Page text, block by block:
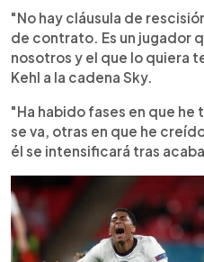
"No hay cláusula de
de contrato. Es un jugador
nosotros y el que lo quiera
Kehl a la cadena Sky.
"Ha habido fases en que
se va, otras en que he
él se intensificará tras